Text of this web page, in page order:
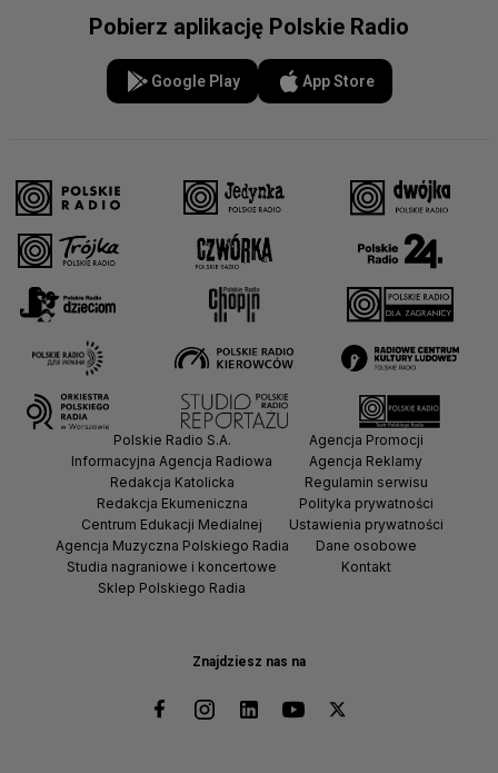
Pobierz aplikację Polskie Radio
Google Play App Store
Znajdziesz nas na
Polskie Radio S.A.
Informacyjna Agencja Radiowa
Redakcja Katolicka
Redakcja Ekumeniczna
Centrum Edukacji Medialnej
Agencja Muzyczna Polskiego Radia
Studia nagraniowe i koncertowe
Sklep Polskiego Radia
Agencja Promocji
Agencja Reklamy
Regulamin serwisu
Polityka prywatności
Ustawienia prywatności
Dane osobowe
Kontakt